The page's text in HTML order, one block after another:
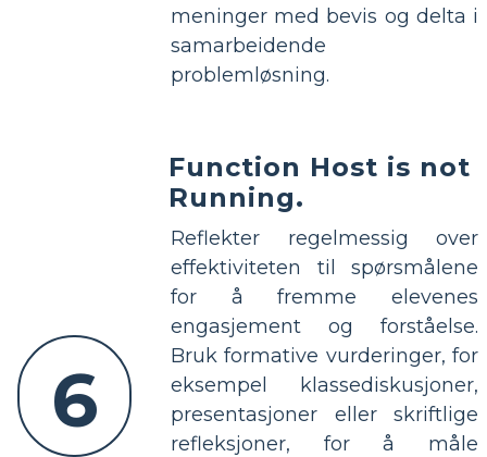
meninger med bevis og delta i
samarbeidende
problemløsning.
6
Function Host is not
Running.
Reflekter regelmessig over
effektiviteten til spørsmålene
for å fremme elevenes
engasjement og forståelse.
Bruk formative vurderinger, for
eksempel klassediskusjoner,
presentasjoner eller skriftlige
refleksjoner, for å måle